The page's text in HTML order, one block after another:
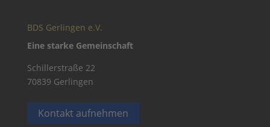
BDS Gerlingen e.V.
Eine starke Gemeinschaft
Schillerstraße 22
70839 Gerlingen
Kontakt aufnehmen